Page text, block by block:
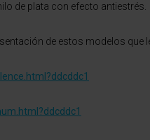
de plata con efecto antiestrés.
de estos modelos